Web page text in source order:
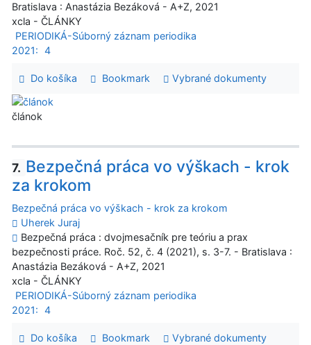
Bratislava : Anastázia Bezáková - A+Z, 2021
xcla - ČLÁNKY
PERIODIKÁ-Súborný záznam periodika
2021: 4
Do košíka Bookmark Vybrané dokumenty
článok
7. Bezpečná práca vo výškach - krok
za krokom
Bezpečná práca vo výškach - krok za krokom
Uherek Juraj
Bezpečná práca : dvojmesačník pre teóriu a prax
bezpečnosti práce. Roč. 52, č. 4 (2021), s. 3-7. - Bratislava :
Anastázia Bezáková - A+Z, 2021
xcla - ČLÁNKY
PERIODIKÁ-Súborný záznam periodika
2021: 4
Do košíka Bookmark Vybrané dokumenty